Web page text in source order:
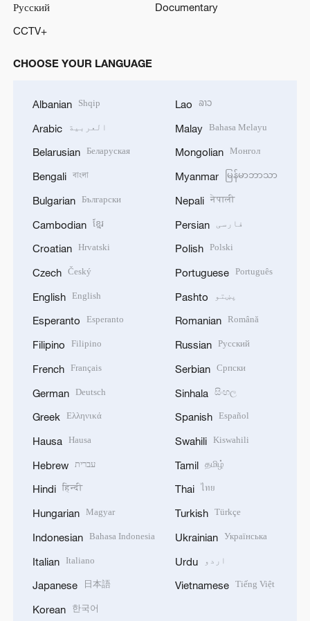
Русский
Documentary
CCTV+
CHOOSE YOUR LANGUAGE
Albanian Shqip
Arabic العربية
Belarusian Беларуская
Bengali বাংলা
Bulgarian Български
Cambodian ខ្មែរ
Croatian Hrvatski
Czech Český
English English
Esperanto Esperanto
Filipino Filipino
French Français
German Deutsch
Greek Ελληνικά
Hausa Hausa
Hebrew עברית
Hindi हिन्दी
Hungarian Magyar
Indonesian Bahasa Indonesia
Italian Italiano
Japanese 日本語
Korean 한국어
Lao ລາວ
Malay Bahasa Melayu
Mongolian Монгол
Myanmar မြန်မာဘာသာ
Nepali नेपाली
Persian فارسی
Polish Polski
Portuguese Português
Pashto پښتو
Romanian Română
Russian Русский
Serbian Српски
Sinhala සිංහල
Spanish Español
Swahili Kiswahili
Tamil தமிழ்
Thai ไทย
Turkish Türkçe
Ukrainian Українська
Urdu اردو
Vietnamese Tiếng Việt